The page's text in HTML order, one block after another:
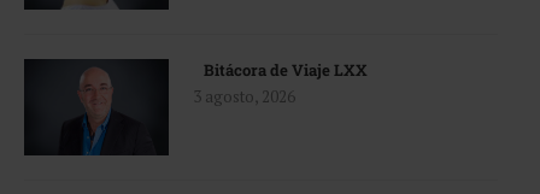
Bitácora de Viaje LXX
3 agosto, 2026